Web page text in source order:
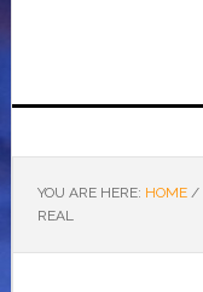
YOU ARE HERE: HOME /
REAL